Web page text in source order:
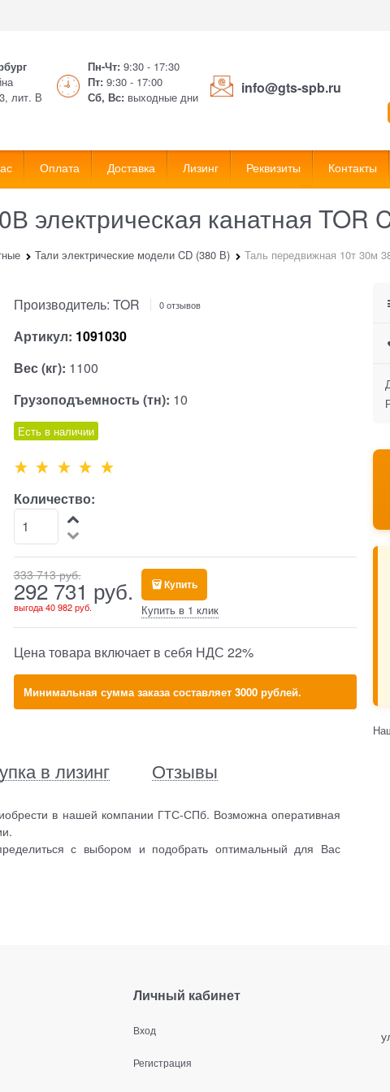
лит. В
Пн-Чт: 9:30 - 17:30
Пт: 9:30 - 17:00
Сб, Вс: выходные дни
info@gts-spb.ru
Оплата Доставка Лизинг Реквизиты Контакты
электрическая канатная TOR
Тали электрические модели CD (380 В) Таль передвижная 10т 30м
Производитель: TOR 0 отзывов
Артикул: 1091030
Вес (кг): 1100
Грузоподъемность (тн): 10
Есть в наличии
Количество:
333 713 руб.
292 731 руб.
выгода40 982 руб.
Купить
Купить в 1 клик
Цена товара включает в себя НДС 22%
Минимальная сумма заказа составляет 3000 рублей.
в лизинг Отзывы
в нашей компании ГТС-СПб. Возможна оперативная
с выбором и подобрать оптимальный для Вас
Личный кабинет
Вход
Регистрация